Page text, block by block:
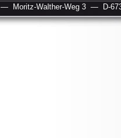
— Moritz-Walther-Weg 3 — D-